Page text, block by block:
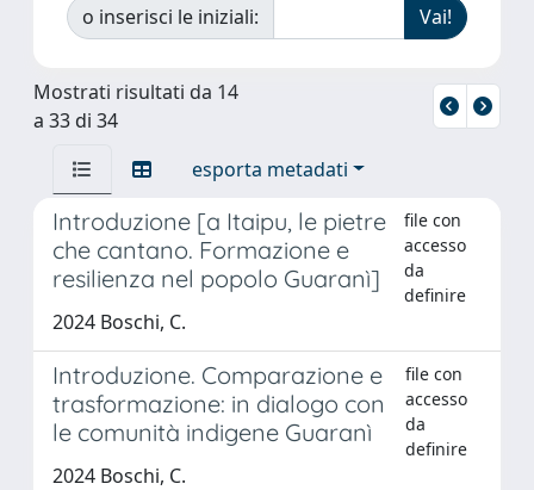
o inserisci le iniziali:
Mostrati risultati da 14
a 33 di 34
esporta metadati
Introduzione [a Itaipu, le pietre
che cantano. Formazione e
resilienza nel popolo Guaranì]
file con
accesso
da
definire
2024 Boschi, C.
Introduzione. Comparazione e
trasformazione: in dialogo con
le comunità indigene Guaranì
file con
accesso
da
definire
2024 Boschi, C.